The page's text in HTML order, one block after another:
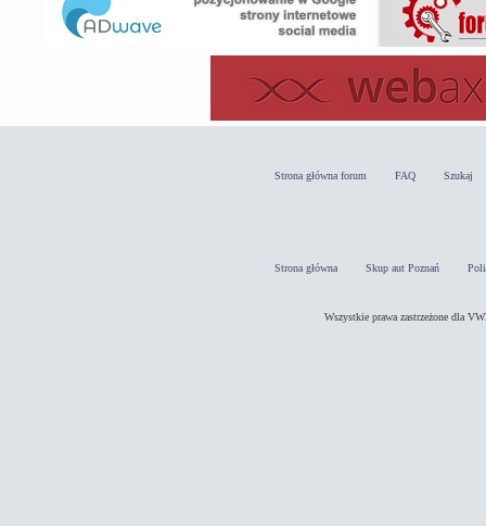
Strona główna forum FAQ Szukaj
Strona główna Skup aut Poznań
Wszystkie prawa zastrzeżone dla